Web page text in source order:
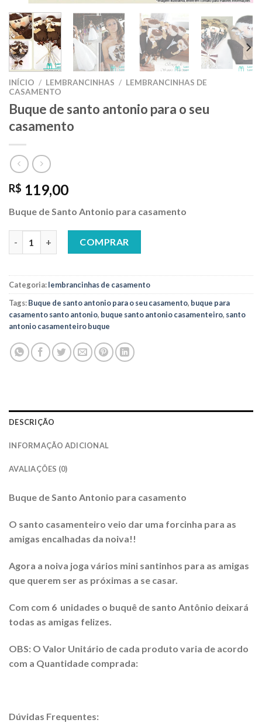
INÍCIO / LEMBRANCINHAS / LEMBRANCINHAS DE
CASAMENTO
Buque de santo antonio para o seu
casamento
R$ 119,00
Buque de Santo Antonio para casamento
Buque de santo antonio para o seu casamento quantidade
COMPRAR
Categoria:lembrancinhas de casamento
Tags:Buque de santo antonio para o seu casamento, buque para
casamento santo antonio, buque santo antonio casamenteiro, santo
antonio casamenteiro buque
DESCRIÇÃO
INFORMAÇÃO ADICIONAL
AVALIAÇÕES (0)
Buque de Santo Antonio para casamento
O santo casamenteiro veio dar uma forcinha para as
amigas encalhadas da noiva!!
Agora a noiva joga vários mini santinhos para as amigas
que querem ser as próximas a se casar.
Com com 6 unidades o buquê de santo Antônio deixará
todas as amigas felizes.
OBS: O Valor Unitário de cada produto varia de acordo
com a Quantidade comprada:
Dúvidas Frequentes: